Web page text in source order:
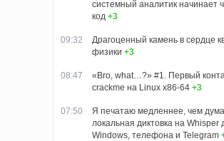
системный аналитик начинает
код +3
09:32
Драгоценный камень в сердце
физики +3
08:47
«Bro, what…?» #1. Первый
crackme на Linux x86-64 +3
07:50
Я печатаю медленнее, чем
локальная диктовка на Whisper
Windows, телефона и Telegram